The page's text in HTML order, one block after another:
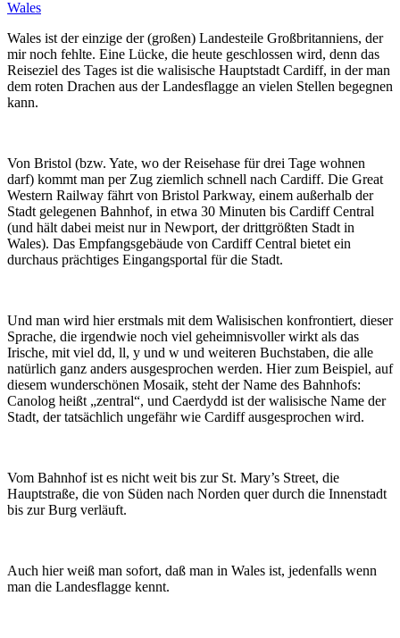
Wales
Wales ist der einzige der (großen) Landesteile Großbritanniens, der
mir noch fehlte. Eine Lücke, die heute geschlossen wird, denn das
Reiseziel des Tages ist die walisische Hauptstadt Cardiff, in der man
dem roten Drachen aus der Landesflagge an vielen Stellen begegnen
kann.
Von Bristol (bzw. Yate, wo der Reisehase für drei Tage wohnen
darf) kommt man per Zug ziemlich schnell nach Cardiff. Die Great
Western Railway fährt von Bristol Parkway, einem außerhalb der
Stadt gelegenen Bahnhof, in etwa 30 Minuten bis Cardiff Central
(und hält dabei meist nur in Newport, der drittgrößten Stadt in
Wales). Das Empfangsgebäude von Cardiff Central bietet ein
durchaus prächtiges Eingangsportal für die Stadt.
Und man wird hier erstmals mit dem Walisischen konfrontiert, dieser
Sprache, die irgendwie noch viel geheimnisvoller wirkt als das
Irische, mit viel dd, ll, y und w und weiteren Buchstaben, die alle
natürlich ganz anders ausgesprochen werden. Hier zum Beispiel, auf
diesem wunderschönen Mosaik, steht der Name des Bahnhofs:
Canolog heißt „zentral“, und Caerdydd ist der walisische Name der
Stadt, der tatsächlich ungefähr wie Cardiff ausgesprochen wird.
Vom Bahnhof ist es nicht weit bis zur St. Mary’s Street, die
Hauptstraße, die von Süden nach Norden quer durch die Innenstadt
bis zur Burg verläuft.
Auch hier weiß man sofort, daß man in Wales ist, jedenfalls wenn
man die Landesflagge kennt.